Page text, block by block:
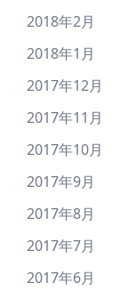
2018年2月
2018年1月
2017年12月
2017年11月
2017年10月
2017年9月
2017年8月
2017年7月
2017年6月